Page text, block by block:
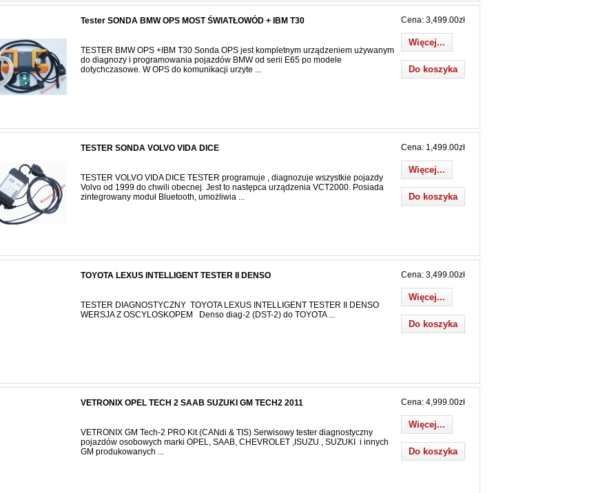
Tester SONDA BMW OPS MOST ŚWIATŁOWÓD + IBM T30
TESTER BMW OPS +IBM T30 Sonda OPS jest kompletnym urządzeniem używanym
do diagnozy i programowania pojazdów BMW od serii E65 po modele
dotychczasowe. W OPS do komunikacji urzyte ...
Cena: 3,499.00zł
Więcej...
TESTER SONDA VOLVO VIDA DICE
TESTER VOLVO VIDA DICE TESTER programuje , diagnozuje wszystkie pojazdy
Volvo od 1999 do chwili obecnej. Jest to następca urządzenia VCT2000. Posiada
zintegrowany moduł Bluetooth, umożliwia ...
Cena: 1,499.00zł
Więcej...
TOYOTA LEXUS INTELLIGENT TESTER II DENSO
TESTER DIAGNOSTYCZNY TOYOTA LEXUS INTELLIGENT TESTER II DENSO
WERSJA Z OSCYLOSKOPEM Denso diag-2 (DST-2) do TOYOTA ...
Cena: 3,499.00zł
Więcej...
VETRONIX OPEL TECH 2 SAAB SUZUKI GM TECH2 2011
VETRONIX GM Tech-2 PRO Kit (CANdi & TIS) Serwisowy tester diagnostyczny
pojazdów osobowych marki OPEL, SAAB, CHEVROLET ,ISUZU , SUZUKI i innych
GM produkowanych ...
Cena: 4,999.00zł
Więcej...